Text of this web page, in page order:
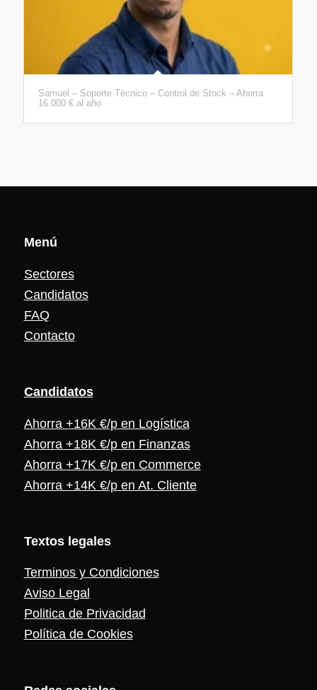
Samuel – Soporte Técnico – Control de Stock – Ahorra
16.000 € al año
Menú
Sectores
Candidatos
FAQ
Contacto
Candidatos
Ahorra +16K €/p en Logística
Ahorra +18K €/p en Finanzas
Ahorra +17K €/p en Commerce
Ahorra +14K €/p en At. Cliente
Textos legales
Terminos y Condiciones
Aviso Legal
Politica de Privacidad
Política de Cookies